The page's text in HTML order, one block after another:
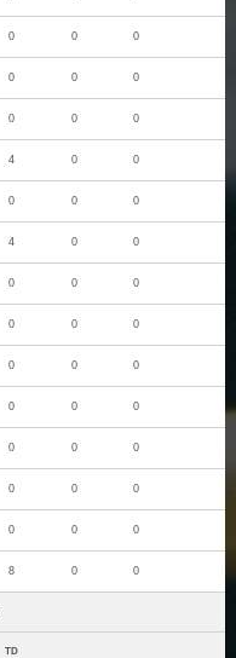
0 0 0
0 0 0
0 0 0
4 0 0
0 0 0
4 0 0
0 0 0
0 0 0
0 0 0
0 0 0
0 0 0
0 0 0
0 0 0
8 0 0
TD